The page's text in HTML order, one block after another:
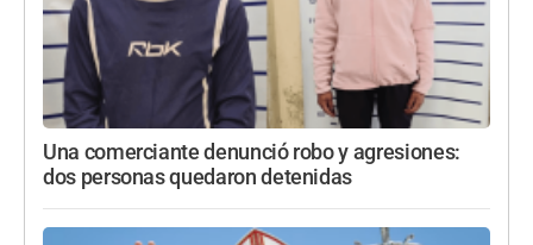
Una comerciante denunció robo y agresiones:
dos personas quedaron detenidas